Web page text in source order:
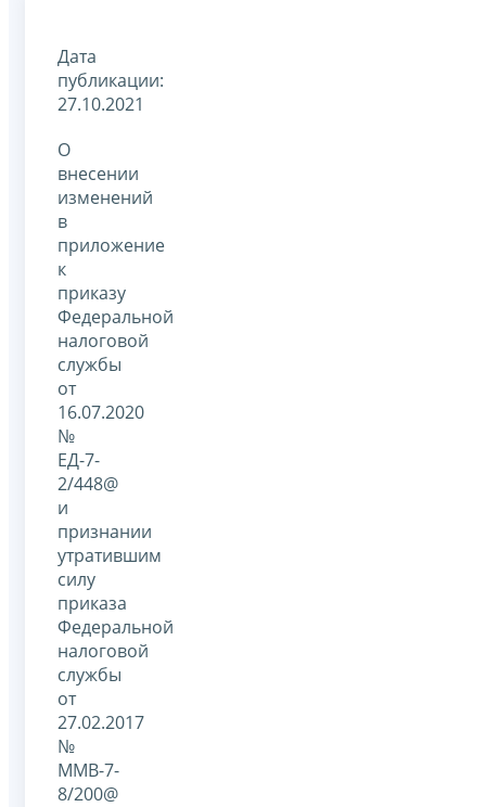
Дата
публикации:
27.10.2021
О
внесении
изменений
в
приложение
к
приказу
Федеральной
налоговой
службы
от
16.07.2020
№
ЕД-7-
2/448@
и
признании
утратившим
силу
приказа
Федеральной
налоговой
службы
от
27.02.2017
№
ММВ-7-
8/200@